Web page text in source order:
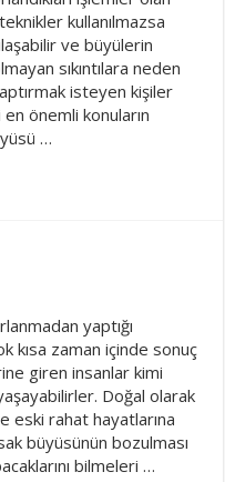
kullanılmazsa
ve büyülerin
sıkıntılara neden
isteyen kişiler
önemli konuların
…
yaptığı
kısa zaman içinde sonuç
giren insanlar kimi
Doğal olarak
eski rahat hayatlarına
büyüsünün bozulması
bilmeleri …